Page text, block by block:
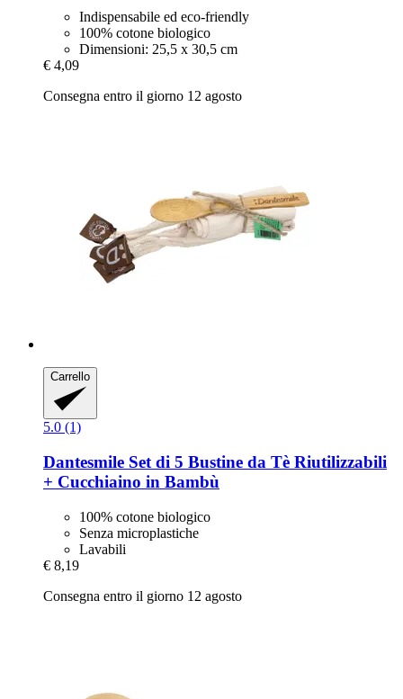
Indispensabile ed eco-friendly
100% cotone biologico
Dimensioni: 25,5 x 30,5 cm
€ 4,09
Consegna entro il giorno 12 agosto
Carrello
5.0 (1)
Dantesmile Set di 5 Bustine da Tè Riutilizzabili
+ Cucchiaino in Bambù
100% cotone biologico
Senza microplastiche
Lavabili
€ 8,19
Consegna entro il giorno 12 agosto